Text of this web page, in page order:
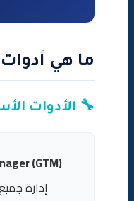
ما هي أدوات
🔧 الأدوات
(GTM):
إدارة